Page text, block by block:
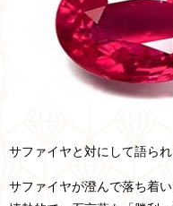
サファイヤと対にして語ら
サファイヤが澄んで落ち着